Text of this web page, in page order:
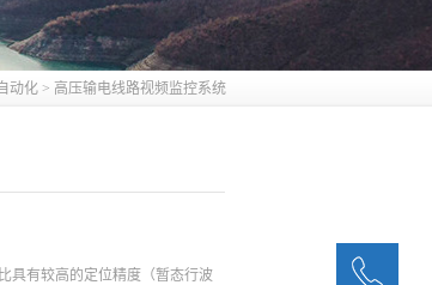
动化 > 高压输电线路视频监控系统
具有较高的定位精度（暂态行波